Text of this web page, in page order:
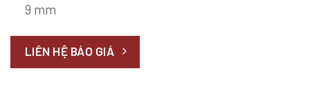
9 mm
LIÊN HỆ BÁO GIÁ